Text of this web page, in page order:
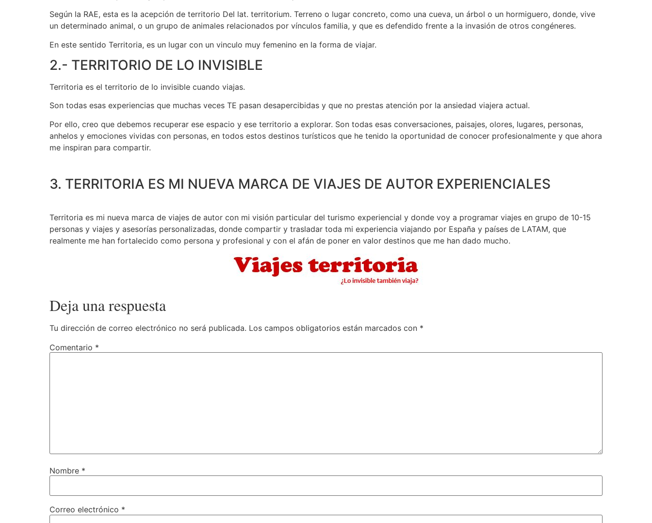
Según la RAE, esta es la acepción de territorio Del lat. territorium. Terreno o lugar concreto, como una cueva, un árbol o un hormiguero, donde, vive
un determinado animal, o un grupo de animales relacionados por vínculos familia, y que es defendido frente a la invasión de otros congéneres.
En este sentido Territoria, es un lugar con un vinculo muy femenino en la forma de viajar.
2.- TERRITORIO DE LO INVISIBLE
Territoria es el territorio de lo invisible cuando viajas.
Son todas esas experiencias que muchas veces TE pasan desapercibidas y que no prestas atención por la ansiedad viajera actual.
Por ello, creo que debemos recuperar ese espacio y ese territorio a explorar. Son todas esas conversaciones, paisajes, olores, lugares, personas,
anhelos y emociones vividas con personas, en todos estos destinos turísticos que he tenido la oportunidad de conocer profesionalmente y que ahora
me inspiran para compartir.
3. TERRITORIA ES MI NUEVA MARCA DE VIAJES DE AUTOR EXPERIENCIALES
Territoria es mi nueva marca de viajes de autor con mi visión particular del turismo experiencial y donde voy a programar viajes en grupo de 10-15
personas y viajes y asesorías personalizadas, donde compartir y trasladar toda mi experiencia viajando por España y países de LATAM, que
realmente me han fortalecido como persona y profesional y con el afán de poner en valor destinos que me han dado mucho.
Deja una respuesta
Tu dirección de correo electrónico no será publicada. Los campos obligatorios están marcados con *
Comentario *
Nombre *
Correo electrónico *